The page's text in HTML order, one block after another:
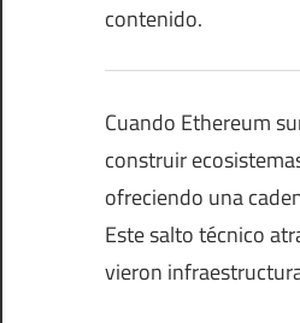
contenido.
Cuando Ethereum
construir
ofreciendo una
Este salto técnico
vieron